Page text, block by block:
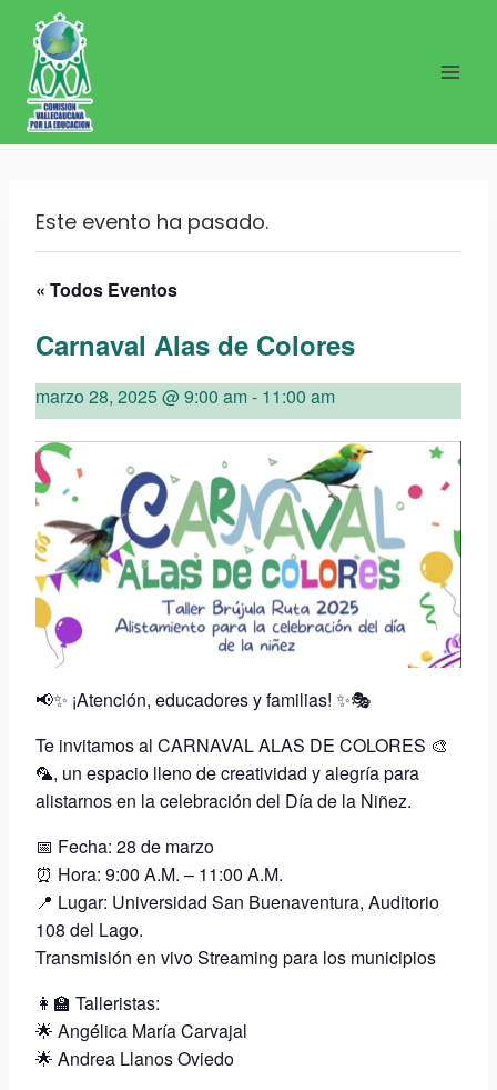
Saltar
contenido
Este evento ha pasado.
« Todos Eventos
Carnaval Alas de Colores
marzo 28, 2025 @ 9:00 am- 11:00 am
📢✨ ¡Atención, educadores y familias! ✨🎭
Te invitamos al CARNAVAL ALAS DE COLORES 🎨
🦜, un espacio lleno de creatividad y alegría para
alistarnos en la celebración del Día de la Niñez.
📅 Fecha: 28 de marzo
⏰ Hora: 9:00 A.M. – 11:00 A.M.
📍 Lugar: Universidad San Buenaventura, Auditorio
108 del Lago.
Transmisión en vivo Streaming para los municipios
👩‍🏫 Talleristas:
🌟 Angélica María Carvajal
🌟 Andrea Llanos Oviedo